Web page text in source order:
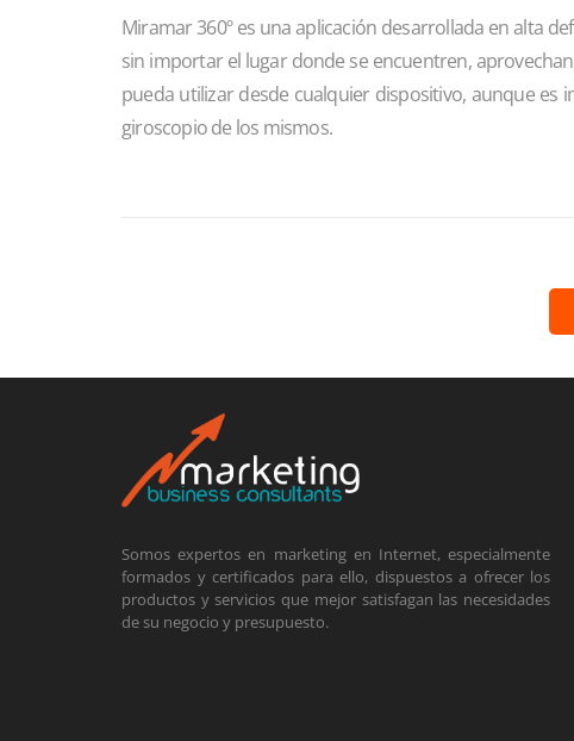
Miramar 360º es una aplicación desarrollada en alta
sin importar el lugar donde se encuentren,
pueda utilizar desde cualquier dispositivo, aunque es
giroscopio de los mismos.
Somos expertos en marketing en Internet, especialmente
formados y certificados para ello, dispuestos a ofrecer los
productos y servicios que mejor satisfagan las necesidades
de su negocio y presupuesto.